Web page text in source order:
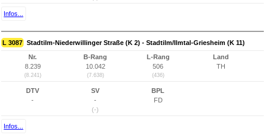
Infos...
L 3087 Stadtilm-Niederwillinger Straße (K 2) - Stadtilm/Ilmtal-Griesheim (K 11)
Nr.
8.239
(8.241)
B-Rang
10.042
(7.638)
L-Rang
506
(436)
Land
TH
DTV
-
SV
-
(-)
BPL
FD
Infos...